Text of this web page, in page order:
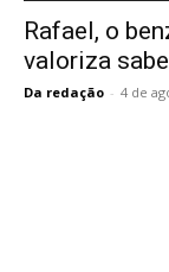
Rafael, o
valoriza
Da redação - 4 de